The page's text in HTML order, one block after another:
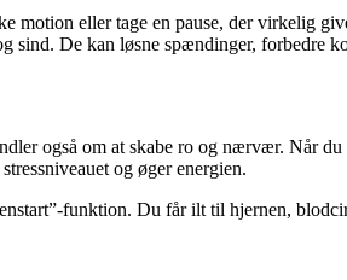
eller tage en pause, der virkelig
De kan løsne spændinger, forbedre
også om at skabe ro og nærvær. Når
og øger energien.
funktion. Du får ilt til hjernen,